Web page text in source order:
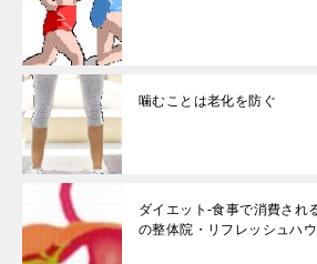
噛むことは老化を防ぐ
ダイエット-食事で消費され
の整体院・リフレッシュハウ